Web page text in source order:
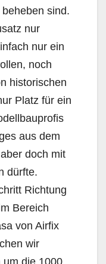
sind.
nur
nur ein
noch
historischen
Platz für ein
aus dem
doch mit
dürfte.
Richtung
Bereich
von Airfix
wir